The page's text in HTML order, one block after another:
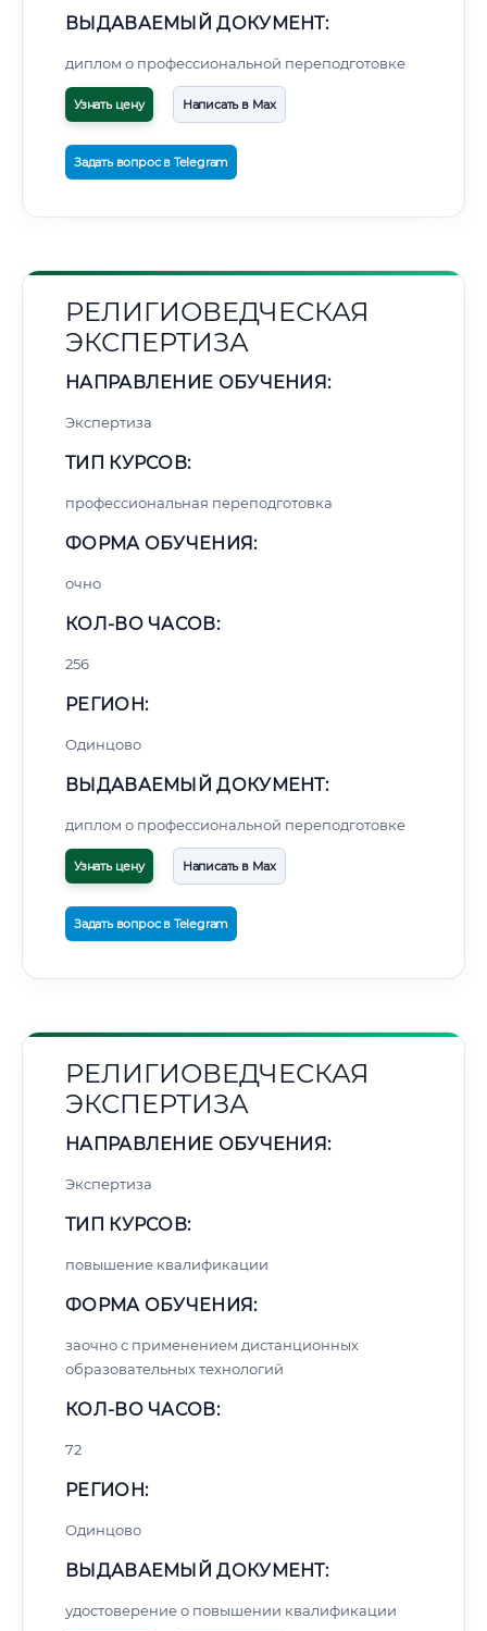
ВЫДАВАЕМЫЙ ДОКУМЕНТ:
диплом о профессиональной переподготовке
Узнать цену Написать в Max
Задать вопрос в Telegram
РЕЛИГИОВЕДЧЕСКАЯ
ЭКСПЕРТИЗА
НАПРАВЛЕНИЕ ОБУЧЕНИЯ:
Экспертиза
ТИП КУРСОВ:
профессиональная переподготовка
ФОРМА ОБУЧЕНИЯ:
очно
КОЛ-ВО ЧАСОВ:
256
РЕГИОН:
Одинцово
ВЫДАВАЕМЫЙ ДОКУМЕНТ:
диплом о профессиональной переподготовке
Узнать цену Написать в Max
Задать вопрос в Telegram
РЕЛИГИОВЕДЧЕСКАЯ
ЭКСПЕРТИЗА
НАПРАВЛЕНИЕ ОБУЧЕНИЯ:
Экспертиза
ТИП КУРСОВ:
повышение квалификации
ФОРМА ОБУЧЕНИЯ:
заочно с применением дистанционных
образовательных технологий
КОЛ-ВО ЧАСОВ:
72
РЕГИОН:
Одинцово
ВЫДАВАЕМЫЙ ДОКУМЕНТ:
удостоверение о повышении квалификации